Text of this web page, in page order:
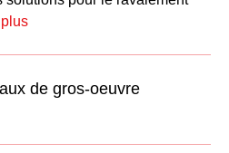
de gros-oeuvre